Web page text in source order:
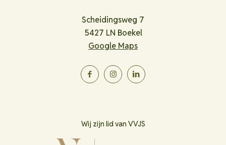
Scheidingsweg 7
5427 LN Boekel
Google Maps
Wij zijn lid van VVJS